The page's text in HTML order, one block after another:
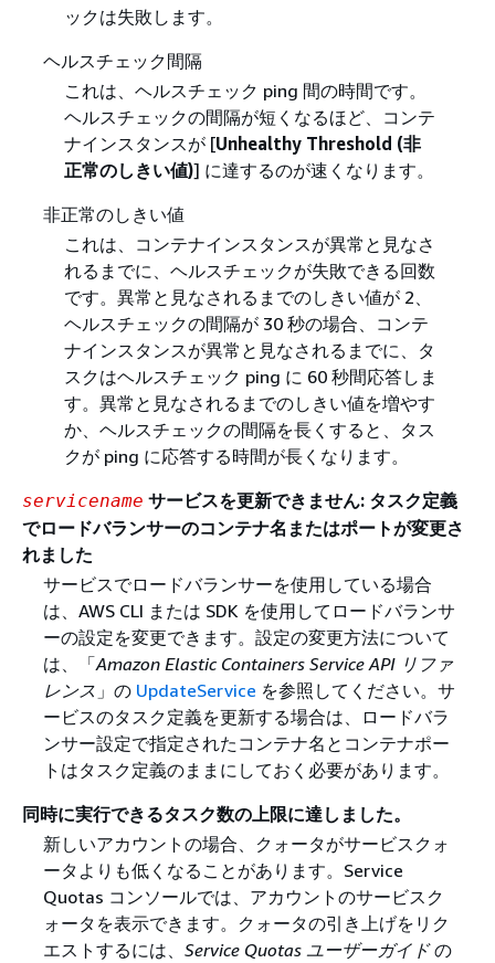
ックは失敗します。
ヘルスチェック間隔
これは、ヘルスチェック ping 間の時間です。
ヘルスチェックの間隔が短くなるほど、コンテ
ナインスタンスが [Unhealthy Threshold (非
正常のしきい値)] に達するのが速くなります。
非正常のしきい値
これは、コンテナインスタンスが異常と見なさ
れるまでに、ヘルスチェックが失敗できる回数
です。異常と見なされるまでのしきい値が 2、
ヘルスチェックの間隔が 30 秒の場合、コンテ
ナインスタンスが異常と見なされるまでに、タ
スクはヘルスチェック ping に 60 秒間応答しま
す。異常と見なされるまでのしきい値を増やす
か、ヘルスチェックの間隔を長くすると、タス
クが ping に応答する時間が長くなります。
servicename サービスを更新できません: タスク定義
でロードバランサーのコンテナ名またはポートが変更さ
れました
サービスでロードバランサーを使用している場合
は、AWS CLI または SDK を使用してロードバランサ
ーの設定を変更できます。設定の変更方法について
は、「Amazon Elastic Containers Service API リファ
レンス 」の UpdateService を参照してください。サ
ービスのタスク定義を更新する場合は、ロードバラ
ンサー設定で指定されたコンテナ名とコンテナポー
トはタスク定義のままにしておく必要があります。
同時に実行できるタスク数の上限に達しました。
新しいアカウントの場合、クォータがサービスクォ
ータよりも低くなることがあります。Service
Quotas コンソールでは、アカウントのサービスク
ォータを表示できます。クォータの引き上げをリク
エストするには、 Service Quotas ユーザーガイドの